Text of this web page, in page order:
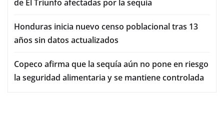
de El Triunfo afectadas por la sequía
Honduras inicia nuevo censo poblacional tras 13
años sin datos actualizados
Copeco afirma que la sequía aún no pone en riesgo
la seguridad alimentaria y se mantiene controlada